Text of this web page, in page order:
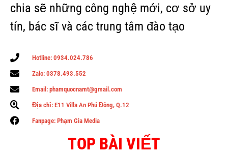
chia sẽ những công nghệ mới, cơ sở uy
tín, bác sĩ và các trung tâm đào tạo
Hotline: 0934.024.786
Zalo: 0378.493.552
Email: phamquocnamt@gmail.com
Địa chỉ: E11 Villa An Phú Đông, Q.12
Fanpage: Phạm Gia Media
TOP BÀI VIẾT